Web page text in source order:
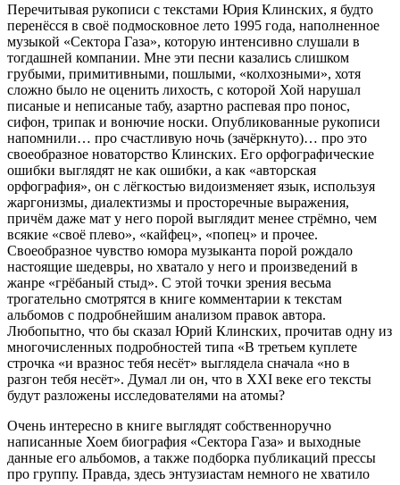
Перечитывая рукописи с текстами Юрия Клинских, я будто
перенёсся в своё подмосковное лето 1995 года, наполненное
музыкой «Сектора Газа», которую интенсивно слушали в
тогдашней компании. Мне эти песни казались слишком
грубыми, примитивными, пошлыми, «колхозными», хотя
сложно было не оценить лихость, с которой Хой нарушал
писаные и неписаные табу, азартно распевая про понос,
сифон, трипак и вонючие носки. Опубликованные рукописи
напомнили… про счастливую ночь (зачёркнуто)… про это
своеобразное новаторство Клинских. Его орфографические
ошибки выглядят не как ошибки, а как «авторская
орфография», он с лёгкостью видоизменяет язык, используя
жаргонизмы, диалектизмы и просторечные выражения,
причём даже мат у него порой выглядит менее стрёмно, чем
всякие «своё плево», «кайфец», «попец» и прочее.
Своеобразное чувство юмора музыканта порой рождало
настоящие шедевры, но хватало у него и произведений в
жанре «грёбаный стыд». С этой точки зрения весьма
трогательно смотрятся в книге комментарии к текстам
альбомов с подробнейшим анализом правок автора.
Любопытно, что бы сказал Юрий Клинских, прочитав одну из
многочисленных подробностей типа «В третьем куплете
строчка «и вразнос тебя несёт» выглядела сначала «но в
разгон тебя несёт». Думал ли он, что в XXI веке его тексты
будут разложены исследователями на атомы?
Очень интересно в книге выглядят собственноручно
написанные Хоем биография «Сектора Газа» и выходные
данные его альбомов, а также подборка публикаций прессы
про группу. Правда, здесь энтузиастам немного не хватило